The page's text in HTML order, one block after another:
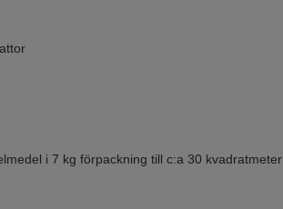
i 7 kg förpackning till c:a 30 kvadratmeter